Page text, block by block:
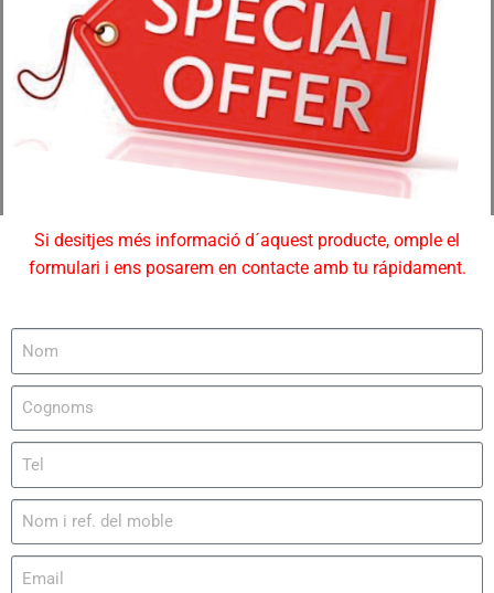
Si desitjes més informació d´aquest producte, omple el
formulari i ens posarem en contacte amb tu rápidament.